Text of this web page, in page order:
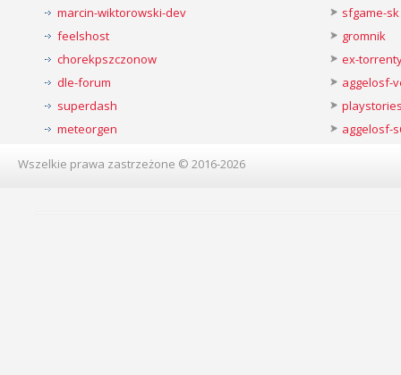
marcin-wiktorowski-dev
feelshost
chorekpszczonow
dle-forum
superdash
meteorgen
sfgame-sk
gromnik
ex-
aggelosf-
aggelosf-
Wszelkie prawa zastrzeżone © 2016-2026